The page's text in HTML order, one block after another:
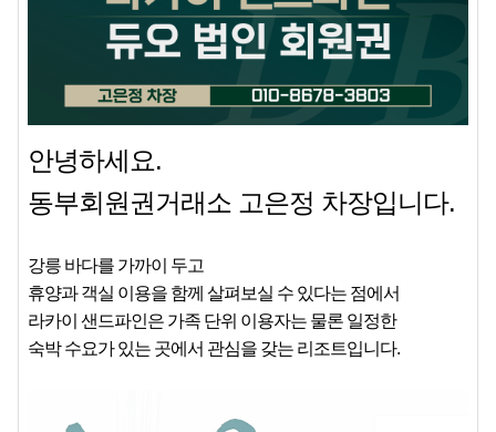
안녕하세요.
동부회원권거래소 고은정 차장입니다.
강릉 바다를 가까이 두고
휴양과 객실 이용을 함께 살펴보실 수 있다는 점에서
라카이 샌드파인은 가족 단위 이용자는 물론 일정한
숙박 수요가 있는 곳에서 관심을 갖는 리조트입니다.